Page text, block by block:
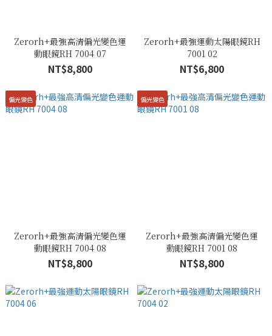
Zerorh+最強高清偏光變色運
動眼鏡RH 7004 07
NT$8,800
Zerorh+最強運動太陽眼鏡RH
7001 02
NT$6,800
偏光變色
Zerorh+最強高清偏光變色運
動眼鏡RH 7004 08
NT$8,800
偏光變色
Zerorh+最強高清偏光變色運
動眼鏡RH 7001 08
NT$8,800